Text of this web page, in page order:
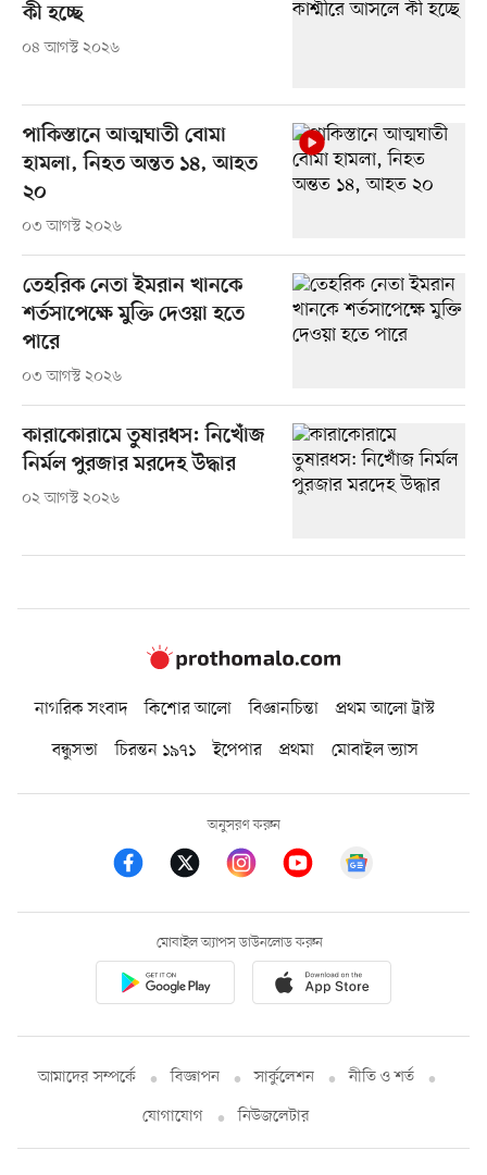
কী হচ্ছে
০৪ আগস্ট ২০২৬
পাকিস্তানে আত্মঘাতী বোমা
হামলা, নিহত অন্তত ১৪, আহত
২০
০৩ আগস্ট ২০২৬
তেহরিক নেতা ইমরান খানকে
শর্তসাপেক্ষে মুক্তি দেওয়া হতে
পারে
০৩ আগস্ট ২০২৬
কারাকোরামে তুষারধস: নিখোঁজ
নির্মল পুরজার মরদেহ উদ্ধার
০২ আগস্ট ২০২৬
নাগরিক সংবাদ কিশোর আলো বিজ্ঞানচিন্তা
প্রথম আলো ট্রাস্ট
বন্ধুসভা
চিরন্তন ১৯৭১ ইপেপার প্রথমা মোবাইল ভ্যাস
অনুসরণ করুন
মোবাইল অ্যাপস ডাউনলোড করুন
আমাদের সম্পর্কে বিজ্ঞাপন সার্কুলেশন
নীতি ও শর্ত
যোগাযোগ
নিউজলেটার